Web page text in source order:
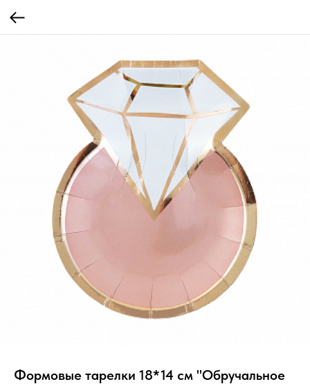
Формовые тарелки 18*14 см "Обручальное